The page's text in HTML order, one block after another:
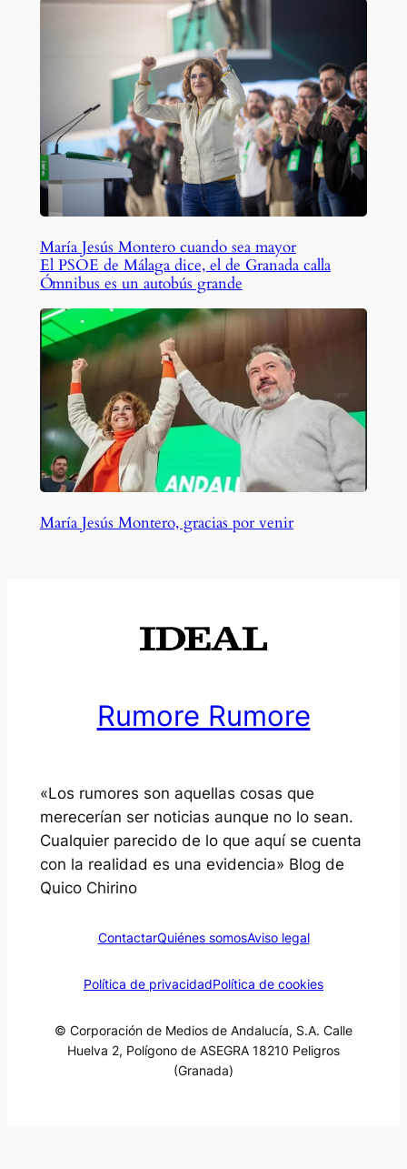
María Jesús Montero cuando sea mayor
El PSOE de Málaga dice, el de Granada calla
Ómnibus es un autobús grande
María Jesús Montero, gracias por venir
Rumore Rumore
«Los rumores son aquellas cosas que
merecerían ser noticias aunque no lo sean.
Cualquier parecido de lo que aquí se cuenta
con la realidad es una evidencia» Blog de
Quico Chirino
ContactarQuiénes somosAviso legal
Política de privacidadPolítica de cookies
© Corporación de Medios de Andalucía, S.A. Calle
Huelva 2, Polígono de ASEGRA 18210 Peligros
(Granada)